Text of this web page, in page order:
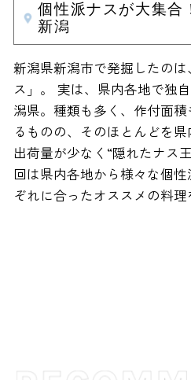
個性派ナスが大集合
新潟
新潟県新潟市で発掘したの
ス」。 実は、県内各地で独
潟県。種類も多く、作付面
るものの、そのほとんどを
出荷量が少なく“隠れたナス
回は県内各地から様々な個
ぞれに合ったオススメの料理